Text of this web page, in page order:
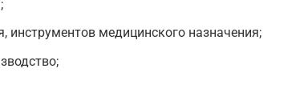
инструментов медицинского назначения;